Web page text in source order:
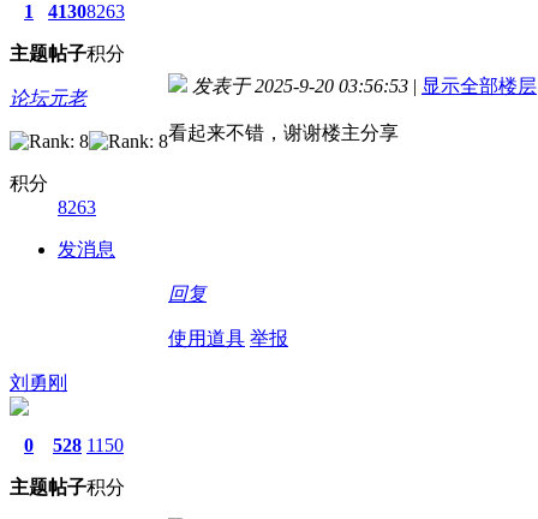
1
主题
4130
帖子
8263
积分
论坛元老
积分
8263
发消息
发表于 2025-9-20 03:56:53 | 显示全部楼层
看起来不错，谢谢楼主分享
回复
使用道具 举报
刘勇刚
0
主题
528
帖子
1150
积分